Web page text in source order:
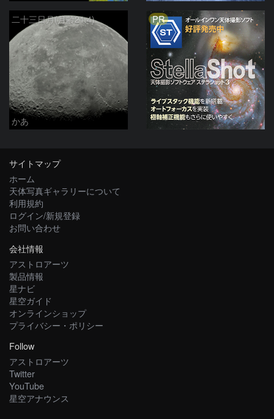
二十三日月(月齢21.4)
かあ
PR
サイトマップ
ホーム
天体写真ギャラリーについて
利用規約
ログイン/新規登録
お問い合わせ
会社情報
アストロアーツ
製品情報
星ナビ
星空ガイド
オンラインショップ
プライバシー・ポリシー
Follow
アストロアーツ
Twitter
YouTube
星空アナウンス